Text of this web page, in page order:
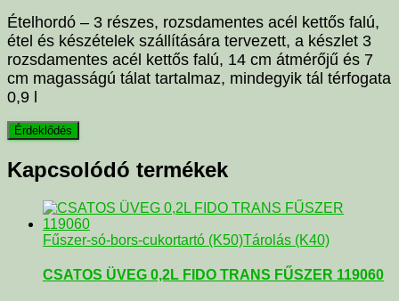
Ételhordó – 3 részes, rozsdamentes acél kettős falú,
étel és készételek szállítására tervezett, a készlet 3
rozsdamentes acél kettős falú, 14 cm átmérőjű és 7
cm magasságú tálat tartalmaz, mindegyik tál térfogata
0,9 l
Kapcsolódó termékek
Fűszer-só-bors-cukortartó (K50)Tárolás (K40)
CSATOS ÜVEG 0,2L FIDO TRANS FŰSZER 119060